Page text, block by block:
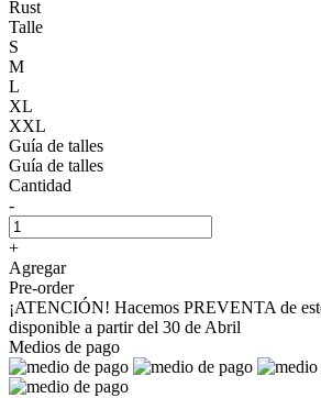
Rust
Talle
S
M
L
XL
XXL
Guía de talles
Guía de talles
Cantidad
-
+
Agregar
Pre-order
¡ATENCIÓN! Hacemos PREVENTA de
disponible a partir del 30 de Abril
Medios de pago